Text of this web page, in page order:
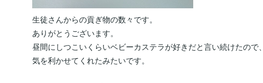
生徒さんからの貢ぎ物の数々です。
ありがとうございます。
昼間にしつこいくらいベビーカステラが好きだと言い続けたので、
気を利かせてくれたみたいです。